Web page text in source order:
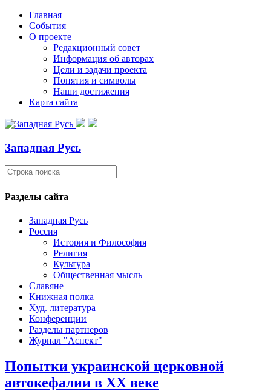
Главная
События
О проекте
Редакционный совет
Информация об авторах
Цели и задачи проекта
Понятия и символы
Наши достижения
Карта сайта
Западная Русь
Разделы сайта
Западная Русь
Россия
История и Философия
Религия
Культура
Общественная мысль
Славяне
Книжная полка
Худ. литература
Конференции
Разделы партнеров
Журнал "Аспект"
Попытки украинской церковной
автокефалии в XX веке